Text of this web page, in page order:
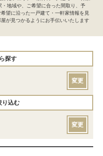
地域や、ご希望に合った間取り、予
望に沿った一戸建て・一軒家情報を見
が見つかるようにお手伝いいたします
探す
変更
り込む
変更